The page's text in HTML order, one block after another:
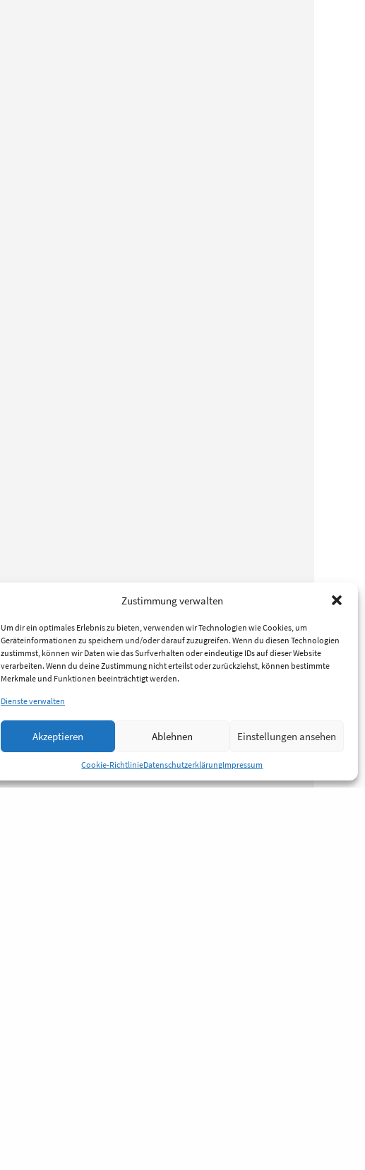
Zustimmung verwalten
Um dir ein optimales Erlebnis zu bieten, verwenden wir Technologien wie Cookies, um
Geräteinformationen zu speichern und/oder darauf zuzugreifen. Wenn du diesen Technologien
zustimmst, können wir Daten wie das Surfverhalten oder eindeutige IDs auf dieser Website
verarbeiten. Wenn du deine Zustimmung nicht erteilst oder zurückziehst, können bestimmte
Merkmale und Funktionen beeinträchtigt werden.
Dienste verwalten
Akzeptieren Ablehnen Einstellungen ansehen
Cookie-RichtlinieDatenschutzerklärungImpressum